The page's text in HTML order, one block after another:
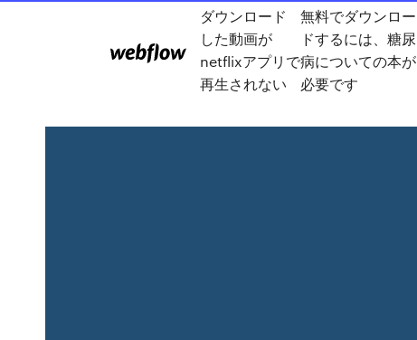
ダウンロード
した動画が
netflixアプリで
再生されない
無料でダウンロー
ドするには、糖尿
病についての本が
必要です